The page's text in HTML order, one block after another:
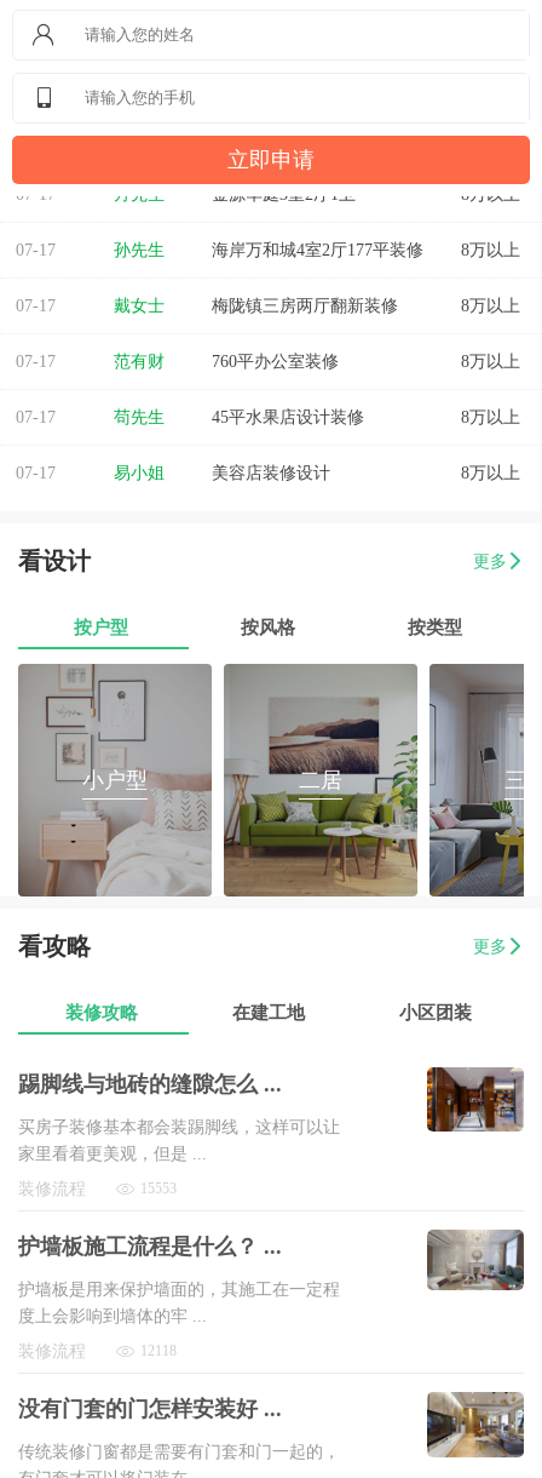
07-17 方先生 金源华庭3室2厅1卫 8万以上
07-17 孙先生 海岸万和城4室2厅177平装修 8万以上
07-17 戴女士 梅陇镇三房两厅翻新装修 8万以上
07-17 范有财 760平办公室装修 8万以上
07-17 苟先生 45平水果店设计装修 8万以上
07-17 易小姐 美容店装修设计 8万以上
07-17 8万以上
郭先生 榕城区消防路口135平套房装修 8万以上
朱小姐
伊小姐 180平和盛花园设计装修 8万以上
董先生 万泰城4室2厅 202平 8万以上
葛小姐 榕城区榕江一品3室2厅1卫 8万以上
07-17
看设计 更多
按户型 按风格 按类型
小户型 二居 三
看攻略 更多
装修攻略 在建工地 小区团装
踢脚线与地砖的缝隙怎么 ...
买房子装修基本都会装踢脚线，这样可以让
家里看着更美观，但是 ...
装修流程
15553
护墙板施工流程是什么？ ...
护墙板是用来保护墙面的，其施工在一定程
度上会影响到墙体的牢 ...
装修流程
12118
没有门套的门怎样安装好 ...
传统装修门窗都是需要有门套和门一起的，